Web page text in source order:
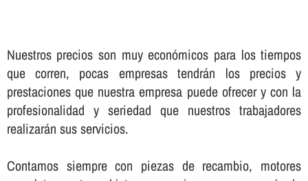
Nuestros precios son muy económicos para los tiempos
que corren, pocas empresas tendrán los precios y
prestaciones que nuestra empresa puede ofrecer y con la
profesionalidad y seriedad que nuestros trabajadores
realizarán sus servicios.
Contamos siempre con piezas de recambio, motores